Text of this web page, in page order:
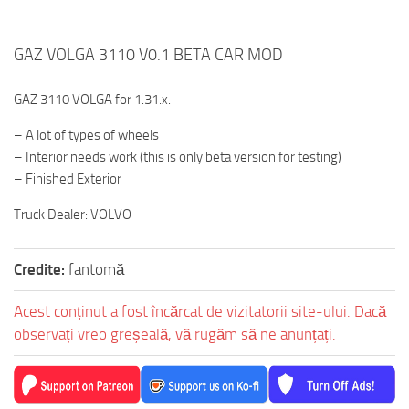
GAZ VOLGA 3110 V0.1 BETA CAR MOD
GAZ 3110 VOLGA for 1.31.x.
– A lot of types of wheels
– Interior needs work (this is only beta version for testing)
– Finished Exterior
Truck Dealer: VOLVO
Credite: fantomă
Acest conținut a fost încărcat de vizitatorii site-ului. Dacă
observați vreo greșeală, vă rugăm să ne anunțați.